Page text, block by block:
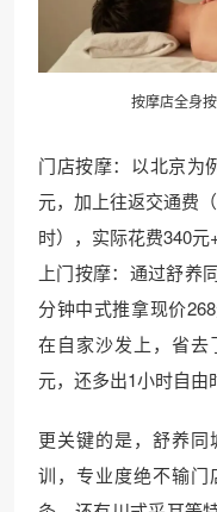
按摩店全身
门店按摩：以北京为
元，加上往返交通费
时），实际花费340元
上门按摩：通过舒养
分钟中式推拿现价
在自家沙发上，省
元，还多出1小时自由
更关键的是，舒养
训，专业度绝不输门